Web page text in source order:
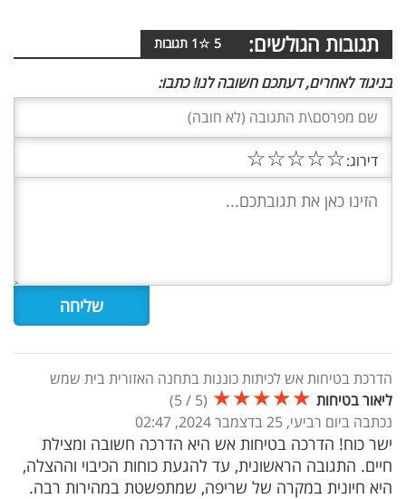
תגובות הגולשים: 5
☆
1 תגובות
בניגוד לאחרים, דעתכם חשובה לנו! כתבו:
דירוג:☆
☆
☆
☆
☆
הדרכת בטיחות אש לכיתות כוננות בתחנה האזורית בית שמש
ליאור בטיחות ★
★
★
★
★
(
5
/
5
)
נכתבה ביום רביעי, 25 בדצמבר 2024, 02:47
ישר כוח! הדרכה בטיחות אש היא הדרכה חשובה ומצילת
חיים. התגובה הראשונית, עד להגעת כוחות הכיבוי וההצלה,
היא חיונית במקרה של שריפה, שמתפשטת במהירות רבה.